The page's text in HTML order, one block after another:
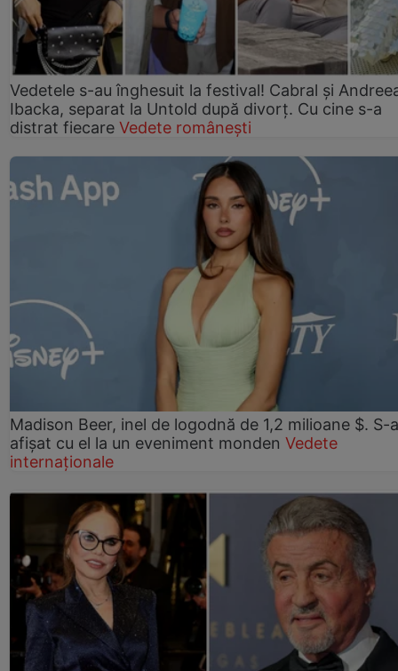
Vedetele s-au înghesuit la festival! Cabral și
Ibacka, separat la Untold după divorț. Cu cine s-a
distrat fiecare Vedete românești
Madison Beer, inel de logodnă de 1,2 milioane $. S-a
afișat cu el la un eveniment monden Vedete
internaționale